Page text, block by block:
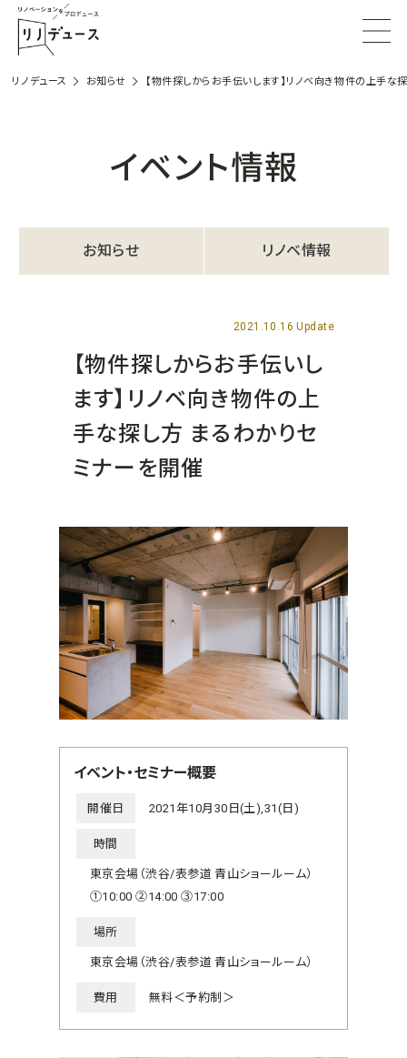
リノデュース お知らせ 【物件探しからお手伝いします】リノベ向き物件の上手な
イベント情報
お知らせ リノベ情報
2021.10.16 Update
【物件探しからお手伝いし
ます】リノベ向き物件の上
手な探し方 まるわかりセ
ミナーを開催
イベント・セミナー概要
開催日 2021年10月30日(土),31(日)
時間
東京会場（渋谷/表参道 青山ショールーム）
①10:00 ②14:00 ③17:00
場所
東京会場（渋谷/表参道 青山ショールーム）
費用 無料＜予約制＞